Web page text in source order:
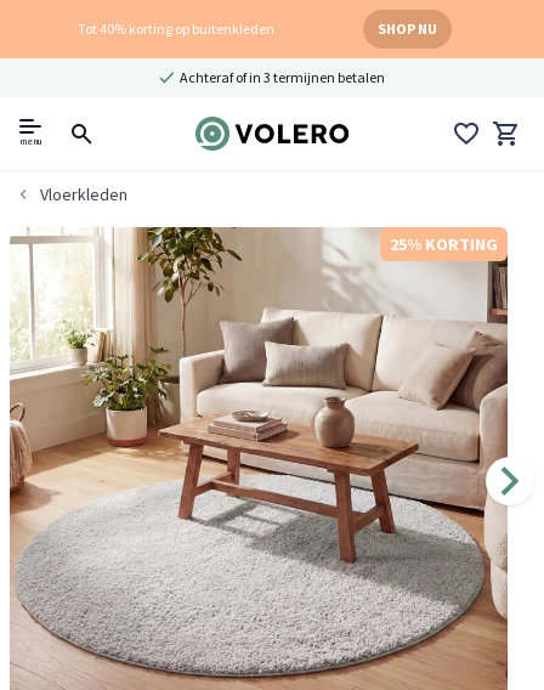
Tot 40% korting op buitenkleden SHOP NU
Achteraf of in 3 termijnen betalen
menu
Vloerkleden
25% KORTING